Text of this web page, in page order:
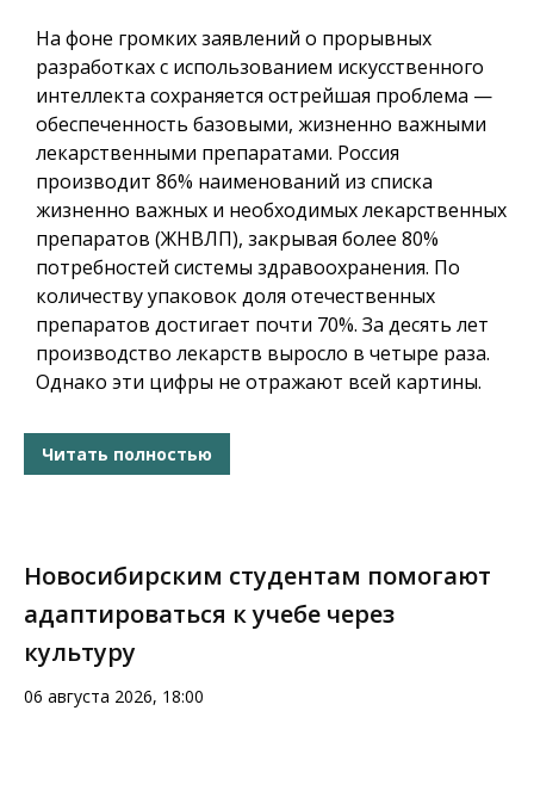
На фоне громких заявлений о прорывных
разработках с использованием искусственного
интеллекта сохраняется острейшая проблема —
обеспеченность базовыми, жизненно важными
лекарственными препаратами. Россия
производит 86% наименований из списка
жизненно важных и необходимых лекарственных
препаратов (ЖНВЛП), закрывая более 80%
потребностей системы здравоохранения. По
количеству упаковок доля отечественных
препаратов достигает почти 70%. За десять лет
производство лекарств выросло в четыре раза.
Однако эти цифры не отражают всей картины.
Читать полностью
Новосибирским студентам помогают
адаптироваться к учебе через
культуру
06 августа 2026, 18:00